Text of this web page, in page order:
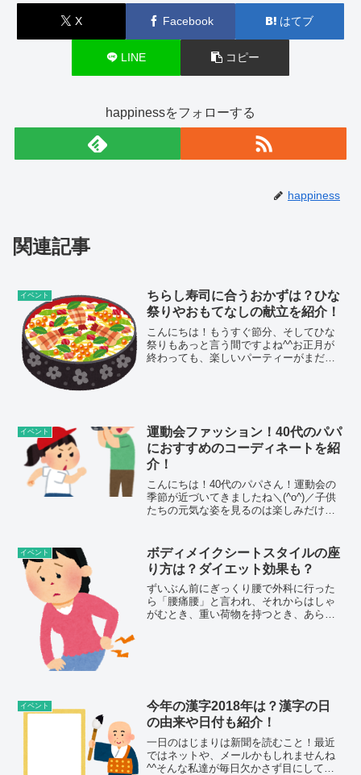
X Facebook はてブ
LINE コピー
happinessをフォローする
happiness
関連記事
イベント
ちらし寿司に合うおかずは？ひな
祭りやおもてなしの献立を紹介！
こんにちは！もうすぐ節分、そしてひな
祭りもあっと言う間ですよね^^お正月が
終わっても、楽しいパーティーがまだま
イベント
運動会ファッション！40代のパパ
におすすめのコーディネートを紹
介！
こんにちは！40代のパパさん！運動会の
季節が近づいてきましたね＼(^o^)／子供
たちの元気な姿を見るのは楽しみだけ
会の日は子供たちだけでなく、パパたち
も注目の的☆☆☆特...
イベント
ボディメイクシートスタイルの座
り方は？ダイエット効果も？
ずいぶん前にぎっくり腰で外科に行った
ら「腰痛腰」と言われ、それからはしゃ
がむとき、重い荷物を持つとき、あらゆ
イベント
今年の漢字2018年は？漢字の日
の由来や日付も紹介！
一日のはじまりは新聞を読むこと！最近
ではネットや、メールかもしれませんね
^^そんな私達が毎日欠かさず目にしてい